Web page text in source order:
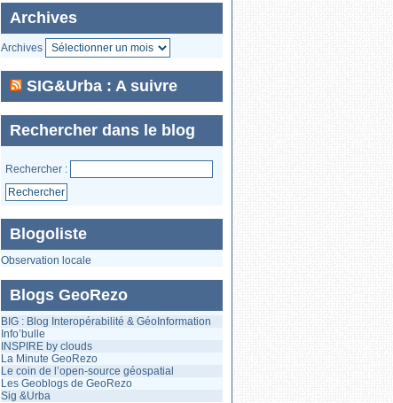
Archives
Archives
SIG&Urba : A suivre
Rechercher dans le blog
Rechercher :
Blogoliste
Observation locale
Blogs GeoRezo
BIG : Blog Interopérabilité & GéoInformation
Info’bulle
INSPIRE by clouds
La Minute GeoRezo
Le coin de l’open-source géospatial
Les Geoblogs de GeoRezo
Sig &Urba